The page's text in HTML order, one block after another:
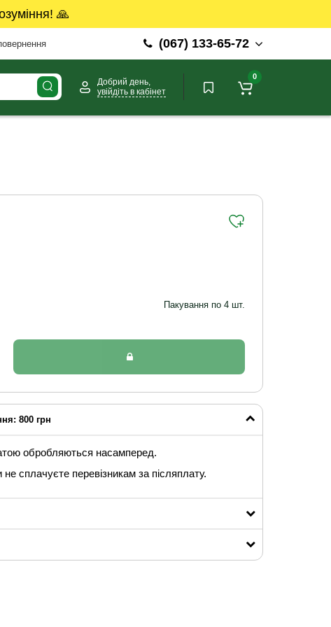
🙏
(067) 133-65-72
Добрий день,
увійдіть в кабінет
0
Пакування по 4 шт.
800 грн
обробляються насамперед.
сплачуєте перевізникам за післяплату.